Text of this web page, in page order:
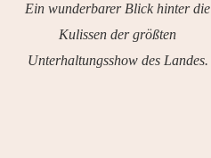
Ein wunderbarer Blick hinter die
Kulissen der größten
Unterhaltungsshow des Landes.